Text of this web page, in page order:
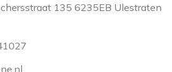
135 6235EB Ulestraten